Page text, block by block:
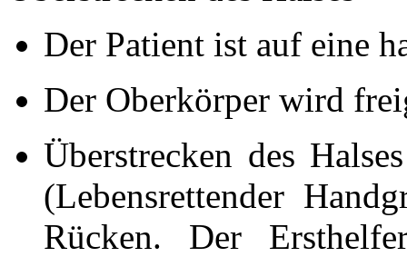
Der Patient ist auf eine
Der Oberkörper wird
Überstrecken des
(Lebensrettender
Rücken. Der